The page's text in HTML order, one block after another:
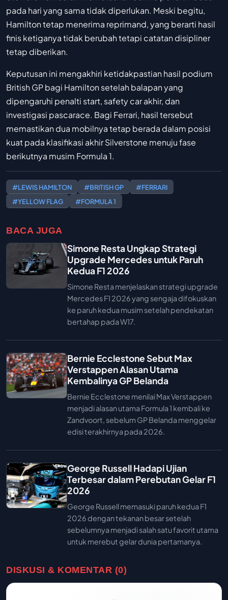
pada hari yang sama tidak diperlukan. Meski begitu,
Hamilton tetap menerima reprimand, yang berarti hasil
finis ketiganya tidak berubah tetapi catatan disipliner
tetap diberikan.
Keputusan ini mengakhiri ketidakpastian hasil podium
British GP bagi Hamilton setelah balapan yang
dipengaruhi penalti start, safety car akhir, dan
investigasi pascarace. Bagi Ferrari, hasil tersebut
memastikan dua mobilnya tetap berada dalam posisi
kuat pada klasifikasi akhir Silverstone menuju fase
berikutnya musim Formula 1.
#LEWIS HAMILTON #BRITISH GP
#FERRARI
#YELLOW FLAG
#FORMULA 1
BACA JUGA
Simone Resta Ungkap Strategi
Upgrade Mercedes untuk Paruh
Kedua F1 2026
Simone Resta menjelaskan strategi upgrade
Mercedes F1 2026 yang sengaja difokuskan
ke paruh kedua musim setelah pendekatan
bertahap pada W17.
Bernie Ecclestone Sebut Max
Verstappen Alasan Utama
Kembalinya GP Belanda
Bernie Ecclestone menilai Max Verstappen
menjadi alasan utama Formula 1 kembali ke
Zandvoort, sebelum GP Belanda menggelar
edisi terakhirnya pada 2026.
George Russell Hadapi Ujian
Terbesar dalam Perebutan Gelar F1
2026
George Russell memasuki paruh kedua F1
2026 dengan tekanan besar setelah
sebelumnya menjadi salah satu favorit utama
untuk merebut gelar dunia pertamanya.
DISKUSI & KOMENTAR (0)